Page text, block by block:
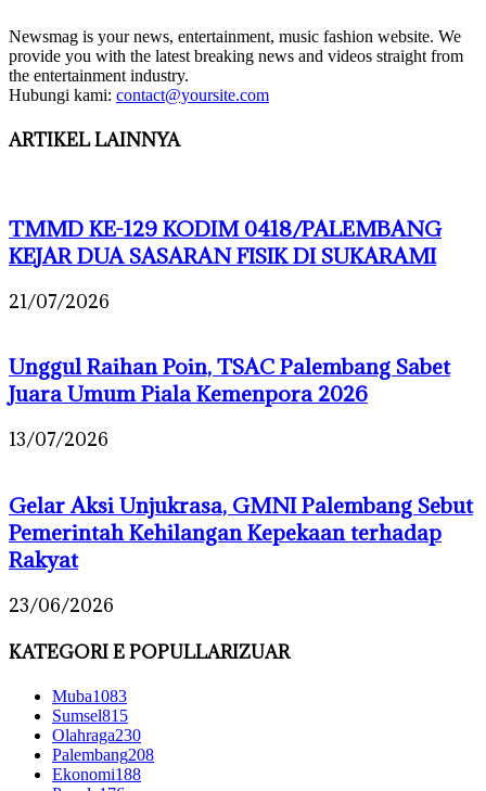
Newsmag is your news, entertainment, music fashion website. We
provide you with the latest breaking news and videos straight from
the entertainment industry.
Hubungi kami: contact@yoursite.com
ARTIKEL LAINNYA
TMMD KE-129 KODIM 0418/PALEMBANG
KEJAR DUA SASARAN FISIK DI SUKARAMI
21/07/2026
Unggul Raihan Poin, TSAC Palembang Sabet
Juara Umum Piala Kemenpora 2026
13/07/2026
Gelar Aksi Unjukrasa, GMNI Palembang Sebut
Pemerintah Kehilangan Kepekaan terhadap
Rakyat
23/06/2026
KATEGORI E POPULLARIZUAR
Muba1083
Sumsel815
Olahraga230
Palembang208
Ekonomi188